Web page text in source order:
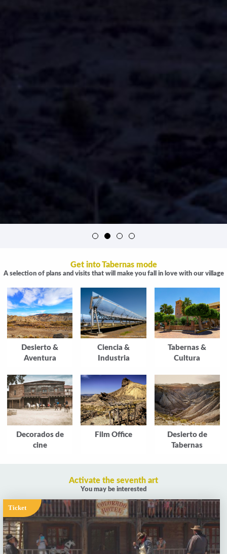
Get into Tabernas mode
A selection of plans and visits that will make you fall in love with our village
Desierto &
Aventura
Ciencia &
Industria
Tabernas &
Cultura
Decorados de
cine
Film Office
Desierto de
Tabernas
Activate the seventh art
You may be interested
Ticket